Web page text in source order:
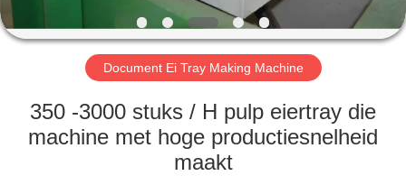
OVER
ONS
FABRIEKSREIS
KWALITEITSCONTROLE
Document Ei Tray Making Machine
350 -3000 stuks / H pulp eiertray die
machine met hoge productiesnelheid
maakt